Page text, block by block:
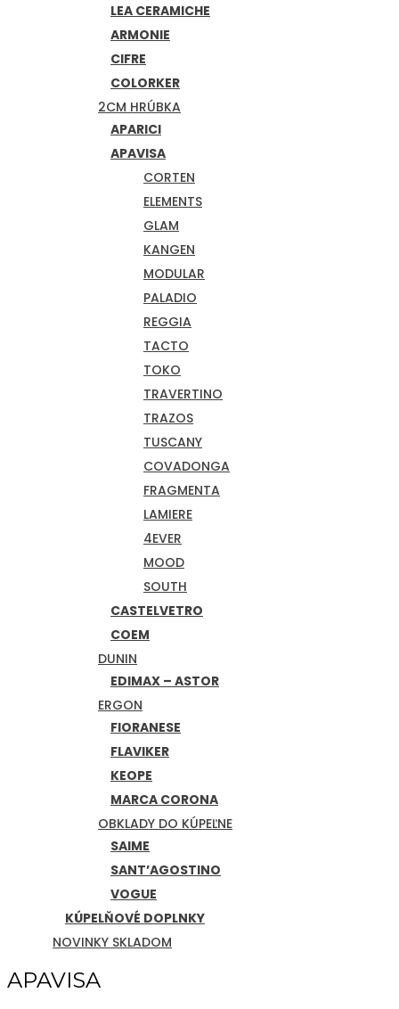
LEA CERAMICHE
ARMONIE
CIFRE
COLORKER
2CM HRÚBKA
APARICI
APAVISA
CORTEN
ELEMENTS
GLAM
KANGEN
MODULAR
PALADIO
REGGIA
TACTO
TOKO
TRAVERTINO
TRAZOS
TUSCANY
COVADONGA
FRAGMENTA
LAMIERE
4EVER
MOOD
SOUTH
CASTELVETRO
COEM
DUNIN
EDIMAX – ASTOR
ERGON
FIORANESE
FLAVIKER
KEOPE
MARCA CORONA
OBKLADY DO KÚPEĽNE
SAIME
SANT’AGOSTINO
VOGUE
KÚPELŇOVÉ DOPLNKY
NOVINKY SKLADOM
APAVISA